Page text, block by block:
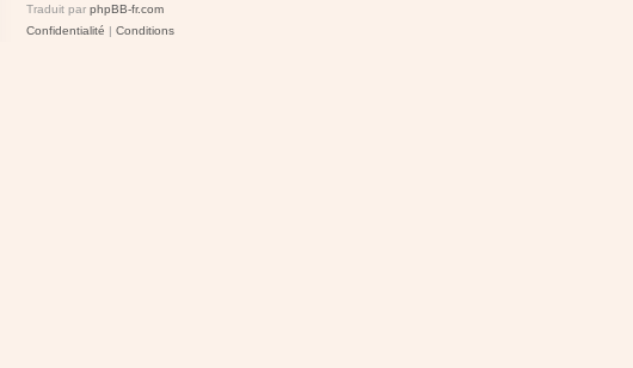
Traduit par phpBB-fr.com
Confidentialité | Conditions